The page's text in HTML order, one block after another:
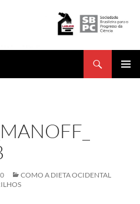
COMO A DIETA OCIDENTAL